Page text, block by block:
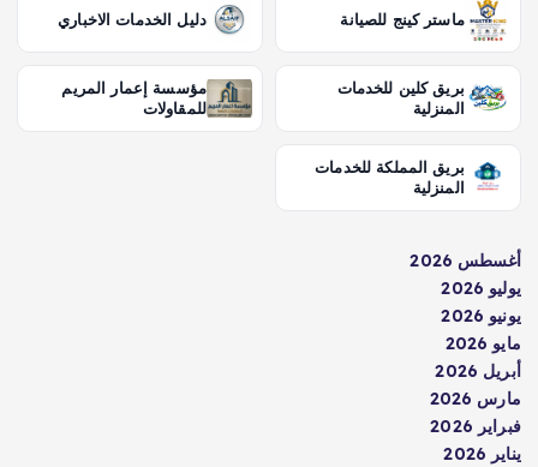
ماستر كينج للصيانة دليل الخدمات الاخباري
بريق كلين للخدمات
المنزلية
مؤسسة إعمار المريم
للمقاولات
بريق المملكة للخدمات
المنزلية
أغسطس 2026
يوليو 2026
يونيو 2026
مايو 2026
أبريل 2026
مارس 2026
فبراير 2026
يناير 2026